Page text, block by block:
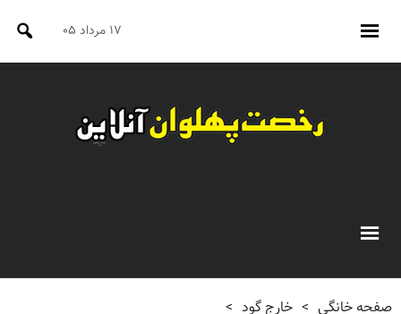
۱۷ مرداد ۰۵
صفحه خانگی > خارج گود >